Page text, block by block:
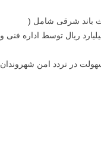
باند شرقی شامل (
، جدول گذاری و آسفالت) محور مواصلاتی صباشهر به نسیم شهر به متراژ ۶۰۰۰ متر مربع با اعتبار ۵۰ میلیارد ریال توسط اداره فنی و
در تردد امن شهروندان